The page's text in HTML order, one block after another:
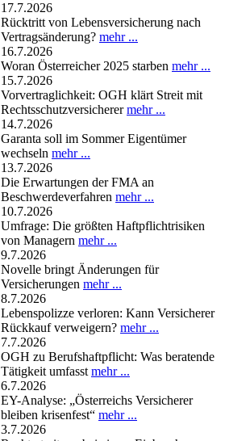
17.7.2026
Rücktritt von Lebensversicherung nach
Vertragsänderung? mehr ...
16.7.2026
Woran Österreicher 2025 starben mehr ...
15.7.2026
Vorvertraglichkeit: OGH klärt Streit mit
Rechtsschutzversicherermehr ...
14.7.2026
Garanta soll im Sommer Eigentümer
wechseln mehr ...
13.7.2026
Die Erwartungen der FMA an
Beschwerdeverfahren mehr ...
10.7.2026
Umfrage: Die größten Haftpflichtrisiken
von Managern mehr ...
9.7.2026
Novelle bringt Änderungen für
Versicherungen mehr ...
8.7.2026
Lebenspolizze verloren: Kann Versicherer
Rückkauf verweigern? mehr ...
7.7.2026
OGH zu Berufshaftpflicht: Was beratende
Tätigkeit umfasst mehr ...
6.7.2026
EY-Analyse: „Österreichs Versicherer
bleiben krisenfest“ mehr ...
3.7.2026